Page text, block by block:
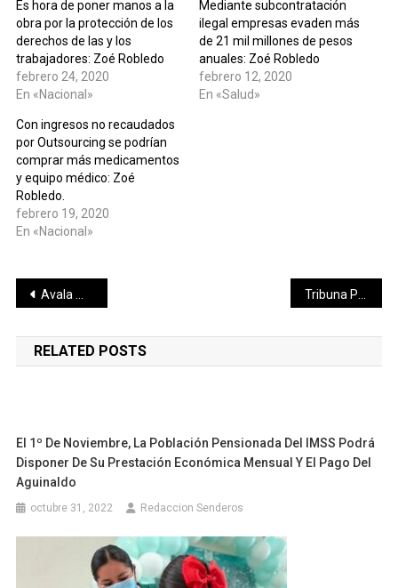
Es hora de poner manos a la
obra por la protección de los
derechos de las y los
trabajadores: Zoé Robledo
febrero 24, 2020
En «Nacional»
Mediante subcontratación
ilegal empresas evaden más
de 21 mil millones de pesos
anuales: Zoé Robledo
febrero 12, 2020
En «Salud»
Con ingresos no recaudados
por Outsourcing se podrían
comprar más medicamentos
y equipo médico: Zoé
Robledo.
febrero 19, 2020
En «Nacional»
Navegación
de
entradas
Avala Movimiento Ciudadano cancelación de nuevo impuesto
RELATED POSTS
El 1º De Noviembre, La Población Pensionada Del IMSS Podrá
Disponer De Su Prestación Económica Mensual Y El Pago Del
Aguinaldo
octubre 31, 2022 Redaccion Senderos